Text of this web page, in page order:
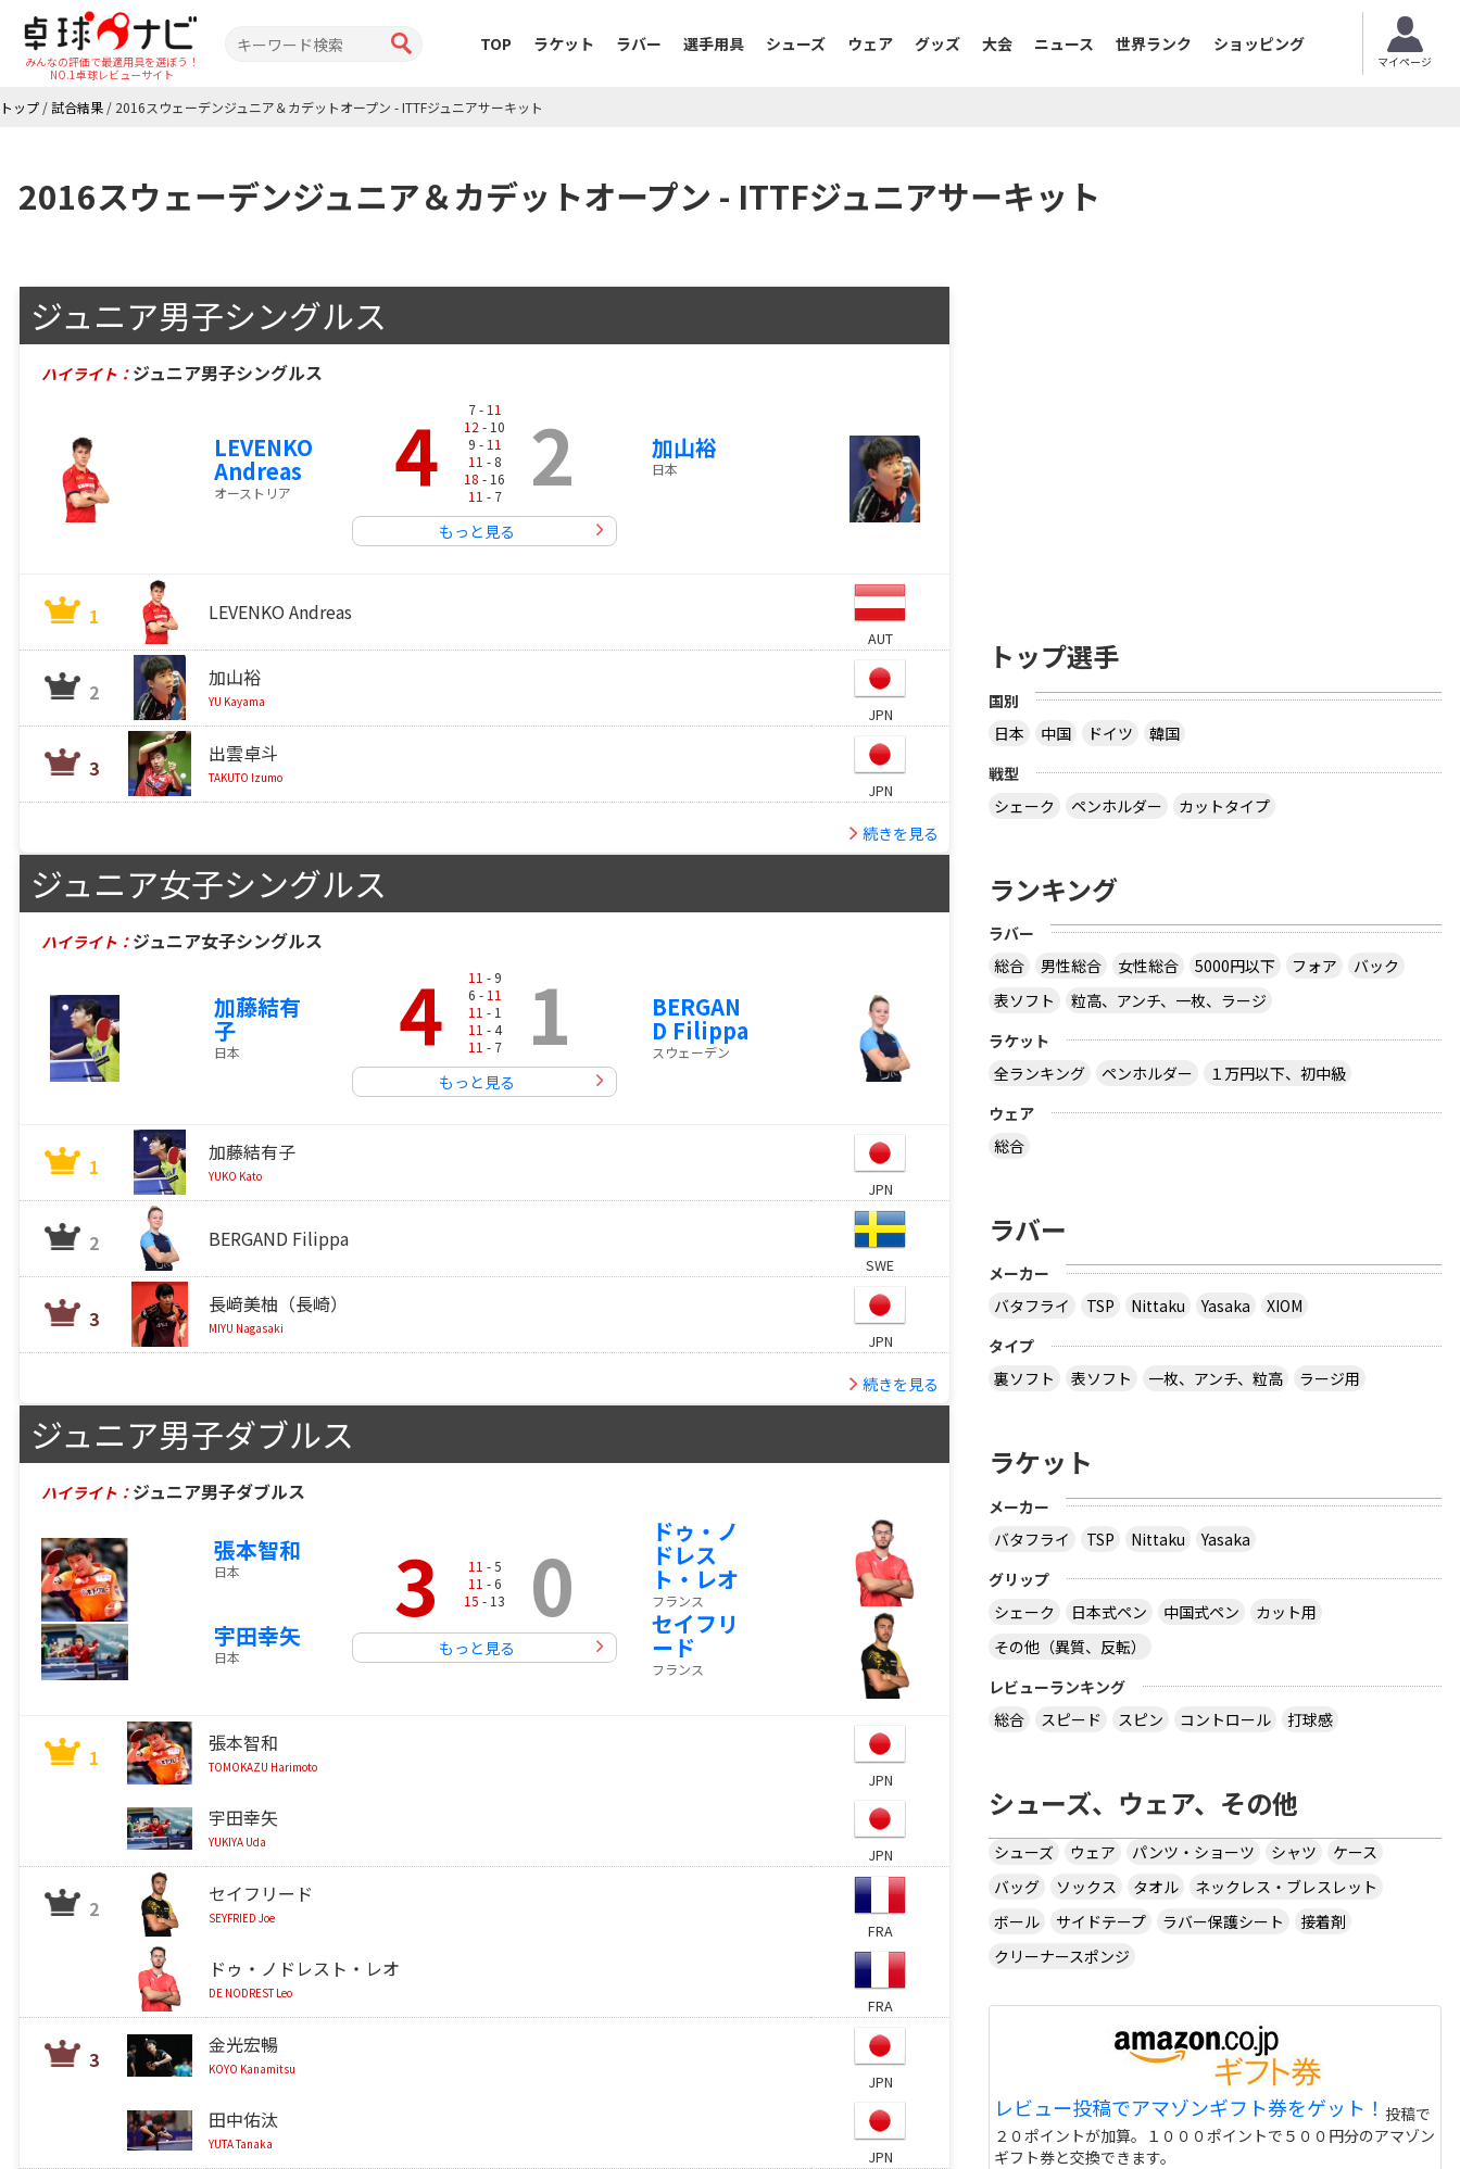
みんなの評価で最適用具を選ぼう！
NO.1卓球レビューサイト
TOP ラケット ラバー 選手用具 シューズ ウェア グッズ 大会 ニュース 世界ランク ショッピング
マイページ
トップ /試合結果 / 2016スウェーデンジュニア＆カデットオープン - ITTFジュニアサーキット
2016スウェーデンジュニア＆カデットオープン - ITTFジュニアサーキット
ジュニア男子シングルス
ハイライト： ジュニア男子シングルス
LEVENKO
Andreas
オーストリア 4 7 - 11
12 - 10
9 - 11
11 - 8
18 - 16
11 - 7 2
もっと見る
加山裕
日本
1 LEVENKO Andreas
AUT
2
加山裕
YU Kayama
JPN
3
出雲卓斗
TAKUTO Izumo
JPN
続きを見る
ジュニア女子シングルス
ハイライト： ジュニア女子シングルス
加藤結有
子
日本 4 11 - 9
6 - 11
11 - 1
11 - 4
11 - 7 1
もっと見る
BERGAN
D Filippa
スウェーデン
1
加藤結有子
YUKO Kato
JPN
2 BERGAND Filippa
SWE
3
長﨑美柚（長崎）
MIYU Nagasaki
JPN
続きを見る
ジュニア男子ダブルス
ハイライト： ジュニア男子ダブルス
張本智和
日本
宇田幸矢
日本
3 11 - 5
11 - 6
15 - 13 0
もっと見る
ドゥ・ノ
ドレス
ト・レオ
フランス
セイフリ
ード
フランス
1
張本智和
TOMOKAZU Harimoto
JPN
宇田幸矢
YUKIYA Uda
JPN
2
セイフリード
SEYFRIED Joe
FRA
ドゥ・ノドレスト・レオ
DE NODREST Leo
FRA
3
金光宏暢
KOYO Kanamitsu
JPN
田中佑汰
YUTA Tanaka
JPN
トップ選手
国別
日本
中国 ドイツ
韓国
戦型
シェーク
ペンホルダー カットタイプ
ランキング
ラバー
総合
男性総合 女性総合 5000円以下 フォア
バック
表ソフト
粒高、アンチ、一枚、ラージ
ラケット
全ランキング
ペンホルダー
１万円以下、初中級
ウェア
総合
ラバー
メーカー
バタフライ
TSP Nittaku Yasaka
XIOM
タイプ
裏ソフト
表ソフト 一枚、アンチ、粒高 ラージ用
ラケット
メーカー
バタフライ
TSP Nittaku
Yasaka
グリップ
シェーク
日本式ペン 中国式ペン
カット用
その他（異質、反転）
レビューランキング
総合
スピード スピン コントロール 打球感
シューズ、ウェア、その他
シューズ ウェア パンツ・ショーツ シャツ
ケース
バッグ
ソックス タオル
ネックレス・ブレスレット
ボール
サイドテープ ラバー保護シート
接着剤
クリーナースポンジ
レビュー投稿でアマゾンギフト券をゲット！ 投稿で
２０ポイントが加算。１０００ポイントで５００円分のアマゾン
ギフト券と交換できます。